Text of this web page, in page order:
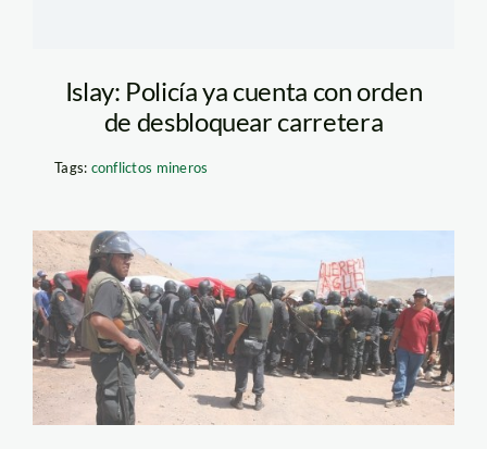
Islay: Policía ya cuenta con orden
de desbloquear carretera
Tags: conflictos mineros
islay_tia_maria_peru21